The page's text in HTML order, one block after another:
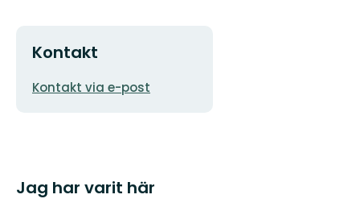
Kontakt
E-
Kontakt via e-post
Jag har varit här